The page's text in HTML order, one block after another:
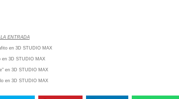
ENTRADA
en 3D STUDIO MAX
en 3D STUDIO MAX
en 3D STUDIO MAX
en 3D STUDIO MAX